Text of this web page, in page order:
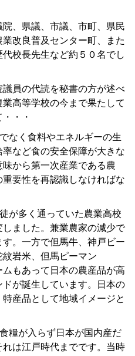
、県議、市議、市町、県民
改良普及センター町、また
校長先生など約５０名でし
員の代読を秘書の方が述べ
高等学校の今まで果たして
・・
なく食料やエネルギーの生
など食の安全保障が大きな
から第一次産業である農
要性を再認識しなければな
が多く通っていた農業高校
ました。兼業農家の減少で
。一方で但馬牛、神戸ビー
岩米、但馬ピーマン
もあって日本の農産品が高
が誕生しています。日本の
産品として地域イメージと
糧が入らず日本が国内産だ
は江戸時代までです。当時